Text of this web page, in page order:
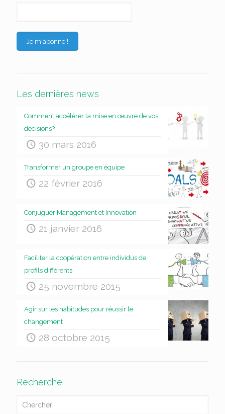
Les dernières news
Comment accélérer la mise en œuvre de vos
décisions?
30 mars 2016
Transformer un groupe en équipe
22 février 2016
Conjuguer Management et Innovation
21 janvier 2016
Faciliter la coopération entre individus de
profils différents
25 novembre 2015
Agir sur les habitudes pour réussir le
changement
28 octobre 2015
Recherche